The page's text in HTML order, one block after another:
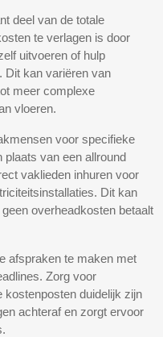
deel van de totale
te verlagen is door
uitvoeren of hulp
Dit kan variëren van
meer complexe
vloeren.
voor specifieke
van een allround
vaklieden inhuren voor
Dit kan
overheadkosten betaalt
afspraken te maken met
Zorg voor
kostenposten duidelijk zijn
achteraf en zorgt ervoor